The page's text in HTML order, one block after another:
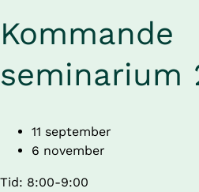
Kommande
seminarium
11 september
6 november
Tid: 8:00-9:00